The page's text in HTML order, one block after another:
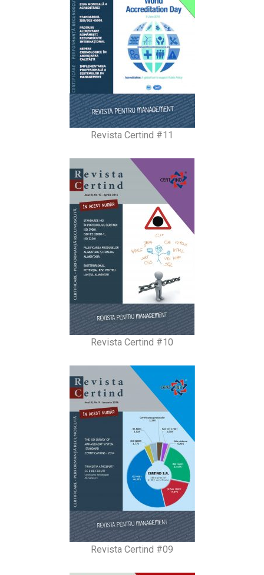
Revista Certind #11
Revista Certind #10
Revista Certind #09